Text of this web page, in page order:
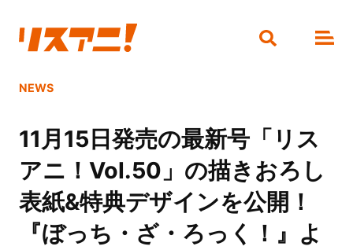
NEWS
11月15日発売の最新号「リス
アニ！Vol.50」の描きおろし
表紙&特典デザインを公開！
『ぼっち・ざ・ろっく！』よ